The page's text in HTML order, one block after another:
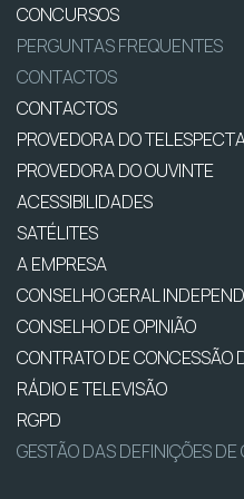
CONCURSOS
PERGUNTAS FREQUENTES
CONTACTOS
CONTACTOS
PROVEDORA DO
PROVEDORA DO OUVINTE
ACESSIBILIDADES
SATÉLITES
A EMPRESA
CONSELHO GERAL
CONSELHO DE OPINIÃO
CONTRATO DE CONCESSÃO
RÁDIO E TELEVISÃO
RGPD
GESTÃO DAS DEFINIÇÕES DE